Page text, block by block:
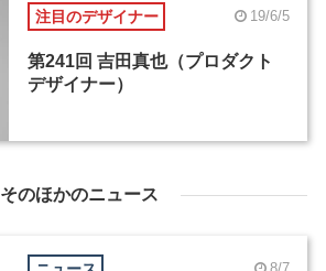
注目のデザイナー 19/6/5
第241回 吉田真也（プロダクト
デザイナー）
そのほかのニュース